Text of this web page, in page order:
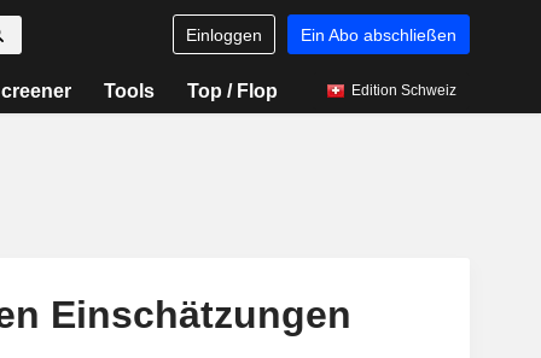
Einloggen Ein Abo abschließen
Tools Top / Flop Edition Schweiz
Einschätzungen